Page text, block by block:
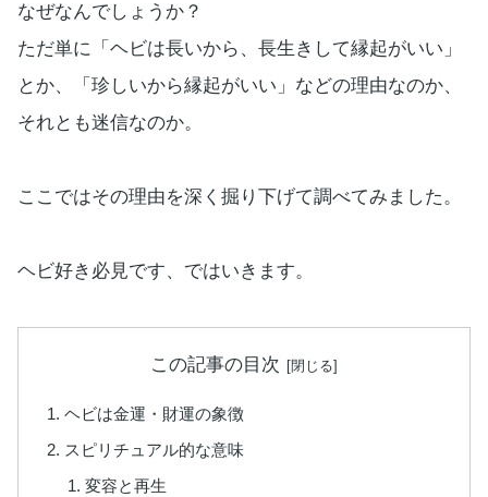
なぜなんでしょうか？
ただ単に「ヘビは長いから、長生きして縁起がいい」
とか、「珍しいから縁起がいい」などの理由なのか、
それとも迷信なのか。
ここではその理由を深く掘り下げて調べてみました。
ヘビ好き必見です、ではいきます。
この記事の目次
ヘビは金運・財運の象徴
スピリチュアル的な意味
変容と再生